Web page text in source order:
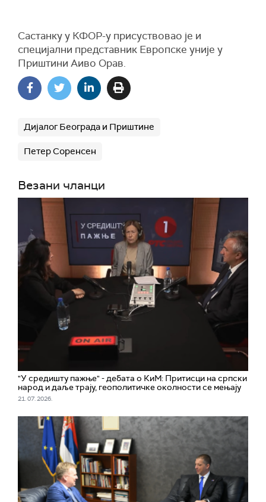
Састанку у КФОР-у присуствовао је и
специјални представник Европске уније у
Приштини Аиво Орав.
Дијалог Београда и Приштине
Петер Соренсен
Везани чланци
"У средишту пажње" - дебата о КиМ: Притисци на српски
народ и даље трају, геополитичке околности се мењају
21. 07. 2026.